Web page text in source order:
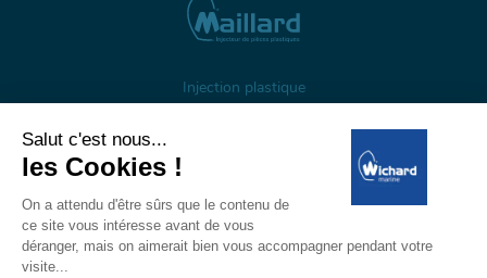
Injection plastique
À propos Gestion des cookies
Mentions légales
Données personnelles